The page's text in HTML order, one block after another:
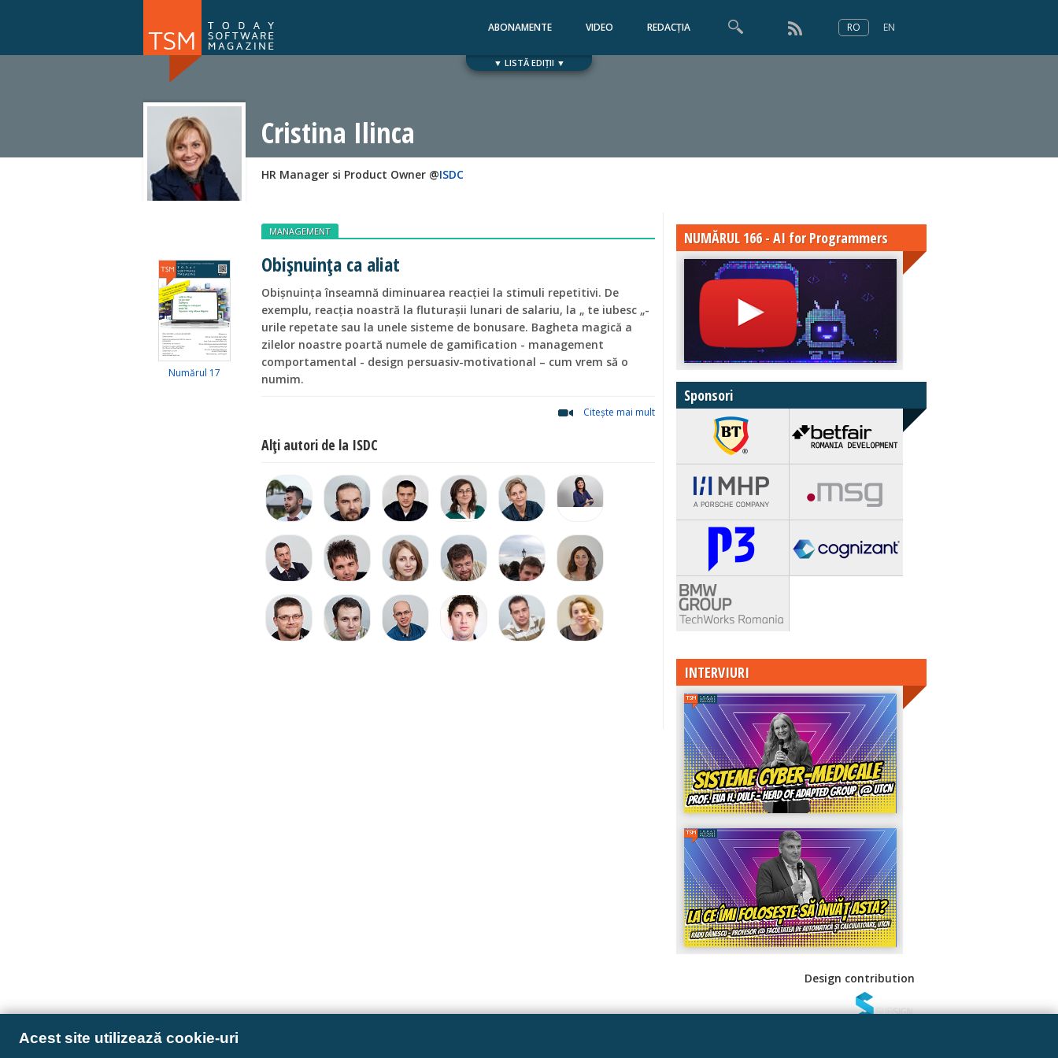
ABONAMENTE VIDEO REDACȚIA RO EN
Acest site utilizează cookie-uri
NOU
▼ LISTĂ EDIȚII ▼
Cristina Ilinca
HR Manager si Product Owner @ISDC
Numărul 17
MANAGEMENT
Obișnuința ca aliat
Obișnuința înseamnă diminuarea reacției la stimuli repetitivi. De
exemplu, reacția noastră la fluturașii lunari de salariu, la „ te iubesc „-
urile repetate sau la unele sisteme de bonusare. Bagheta magică a
zilelor noastre poartă numele de gamification - management
comportamental - design persuasiv-motivational – cum vrem să o
numim.
Citeşte mai mult
Alţi autori de la ISDC
NUMĂRUL 166 - AI for Programmers
Sponsori
INTERVIURI
Design contribution